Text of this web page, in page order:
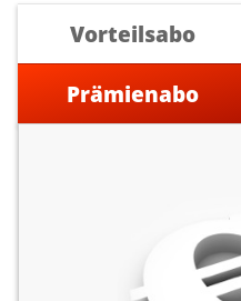
Vorteilsabo
Prämienabo